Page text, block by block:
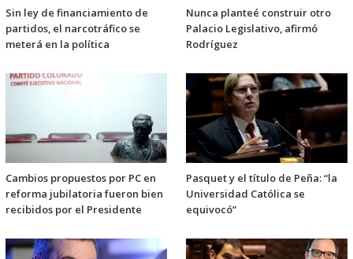
Sin ley de financiamiento de
partidos, el narcotráfico se
meterá en la política
Nunca planteé construir otro
Palacio Legislativo, afirmó
Rodríguez
Cambios propuestos por PC en
reforma jubilatoria fueron bien
recibidos por el Presidente
Pasquet y el título de Peña: “la
Universidad Católica se
equivocó”